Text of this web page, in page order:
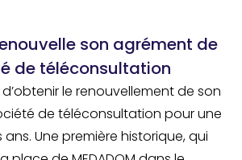
son agrément de
de téléconsultation
d’obtenir le renouvellement de son
de téléconsultation pour une
Une première historique, qui